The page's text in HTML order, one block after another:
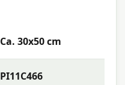
Ca. 30x50 cm
PI11C466